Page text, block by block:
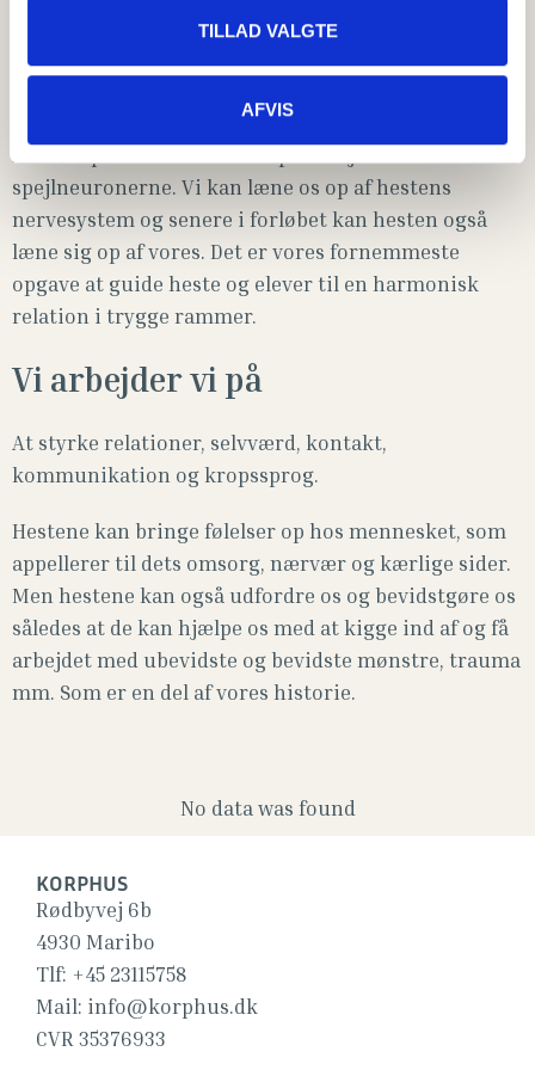
TILLAD VALGTE
AFVIS
hestene er vi altid til stede lige nu og her.
samme måde spejler mennesket sig i hesten. I
spejlneuronerne. Vi kan læne os op af hestens
nervesystem og senere i forløbet kan hesten også
læne sig op af vores. Det er vores fornemmeste
opgave at guide heste og elever til en harmonisk
relation i trygge rammer.
Vi arbejder vi på
At styrke relationer, selvværd, kontakt,
kommunikation og kropssprog.
Hestene kan bringe følelser op hos mennesket, som
appellerer til dets omsorg, nærvær og kærlige sider.
Men hestene kan også udfordre os og bevidstgøre os
således at de kan hjælpe os med at kigge ind af og få
arbejdet med ubevidste og bevidste mønstre, trauma
mm. Som er en del af vores historie.
No data was found
KORPHUS
Rødbyvej 6b
4930 Maribo
Tlf: +45 23115758
Mail: info@korphus.dk
CVR 35376933